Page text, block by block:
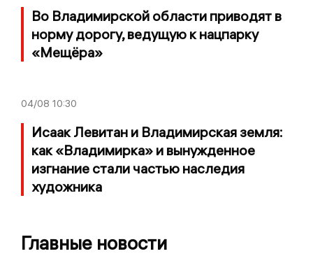
Во Владимирской области приводят в
норму дорогу, ведущую к нацпарку
«Мещёра»
04/08 10:30
Исаак Левитан и Владимирская земля:
как «Владимирка» и вынужденное
изгнание стали частью наследия
художника
Главные новости